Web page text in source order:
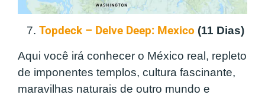
7. Topdeck – Delve Deep: Mexico (11 Dias)
Aqui você irá conhecer o México real, repleto
de imponentes templos, cultura fascinante,
maravilhas naturais de outro mundo e